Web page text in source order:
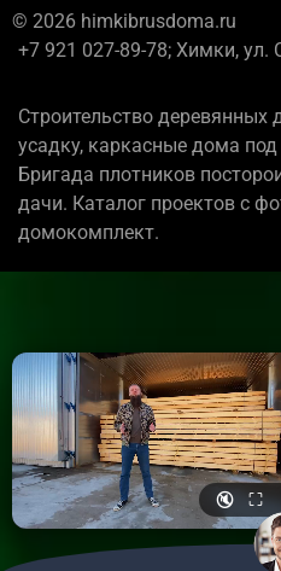
© 2026 himkibrusdoma.ru
+7 921 027-89-78; Химки,
Строительство
усадку, каркасные дома
Бригада плотников
дачи. Каталог проектов с
домокомплект.
🔇 ⛶